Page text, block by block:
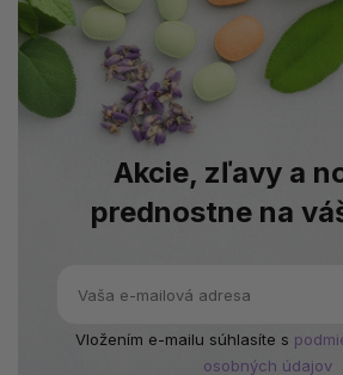
Akcie, zľavy a
prednostne na
Vložením e-mailu súhlasíte s
osobných údajov